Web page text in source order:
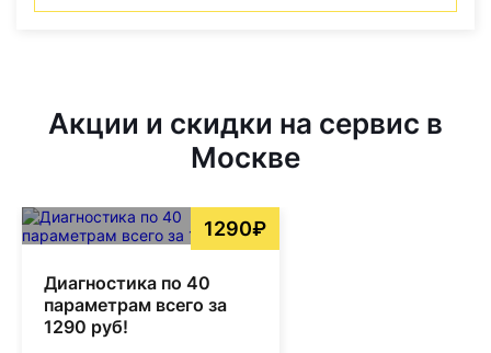
Акции и скидки на сервис в
Москве
1290₽
Диагностика по 40
параметрам всего за
1290 руб!